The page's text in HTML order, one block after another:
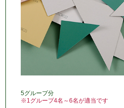
5グループ分
※1グループ4名～6名が適当です